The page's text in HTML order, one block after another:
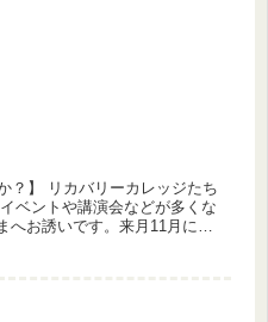
？】 リカバリーカレッジたち
ベントや講演会などが多くな
へお誘いです。来月11月に横